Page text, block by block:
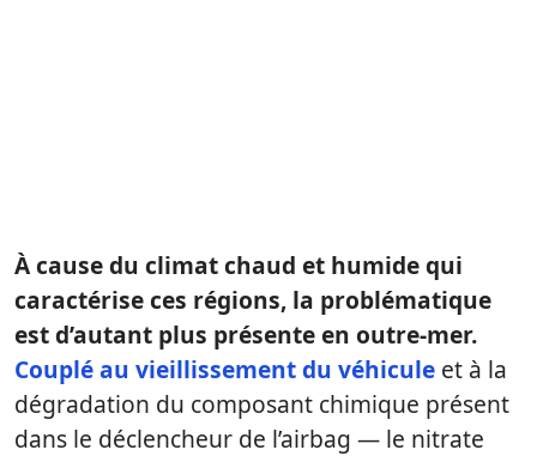
À cause du climat chaud et humide qui
caractérise ces régions, la problématique
est d’autant plus présente en outre-mer.
Couplé au vieillissement du véhicule et à la
dégradation du composant chimique présent
dans le déclencheur de l’airbag — le nitrate